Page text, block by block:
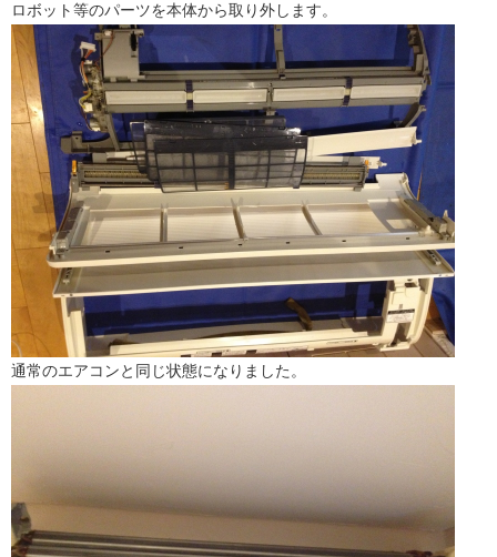
ロボット等のパーツを本体から取り外します。
通常のエアコンと同じ状態になりました。